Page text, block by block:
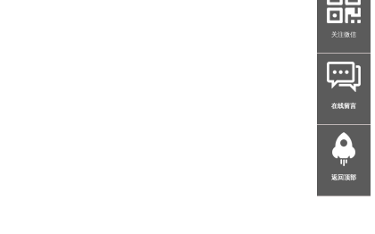
关注微信
在线留言
返回顶部